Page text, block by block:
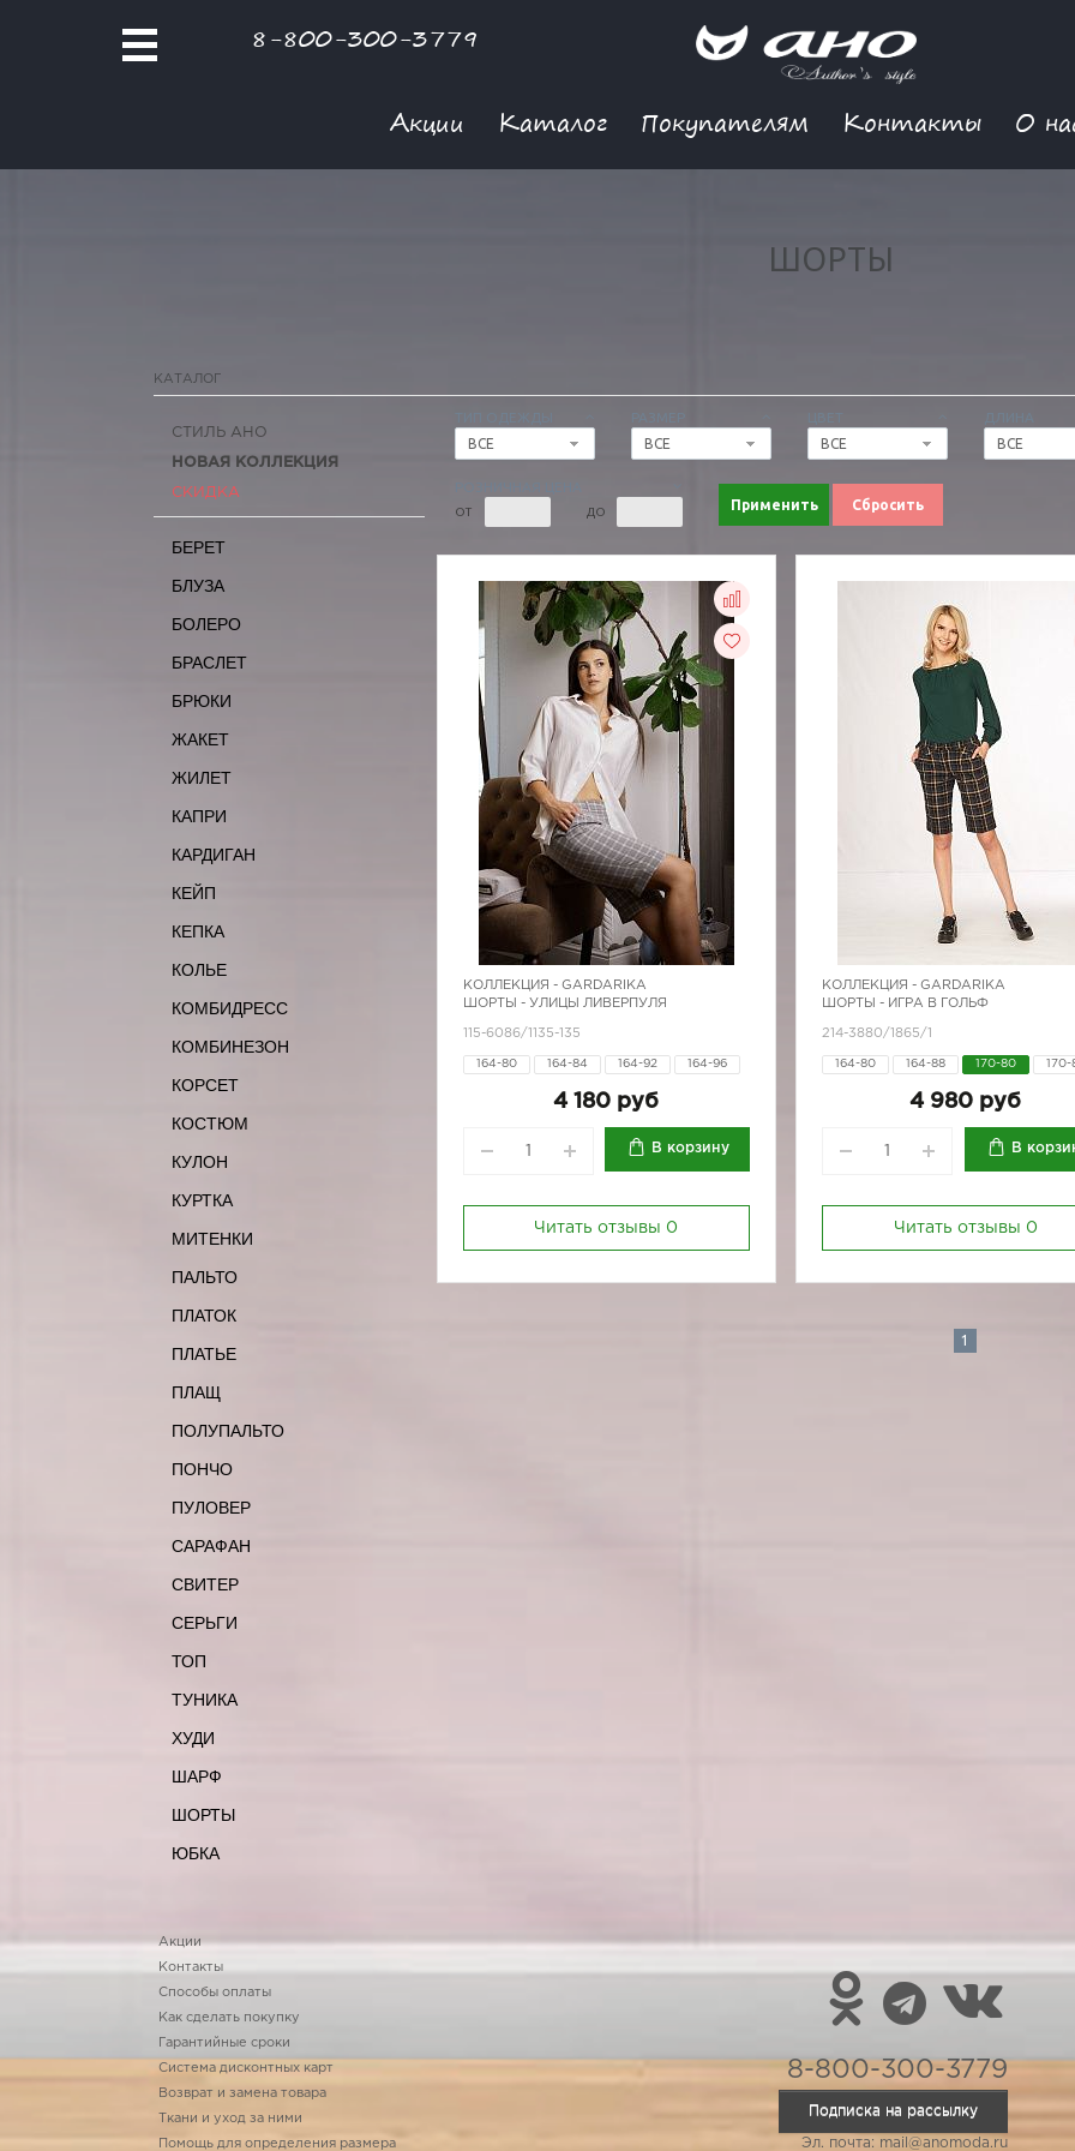
8-800-300-3779
Акции Каталог Покупателям Контакты О
ШОРТЫ
КАТАЛОГ
ВСЕ
ВСЕ
ВСЕ
ВСЕ
ОТ ДО Применить Сбросить
СТИЛЬ АНО
НОВАЯ КОЛЛЕКЦИЯ
СКИДКА
БЕРЕТ
БЛУЗА
БОЛЕРО
БРАСЛЕТ
БРЮКИ
ЖАКЕТ
ЖИЛЕТ
КАПРИ
КАРДИГАН
КЕЙП
КЕПКА
КОЛЬЕ
КОМБИДРЕСС
КОМБИНЕЗОН
КОРСЕТ
КОСТЮМ
КУЛОН
КУРТКА
МИТЕНКИ
ПАЛЬТО
ПЛАТОК
ПЛАТЬЕ
ПЛАЩ
ПОЛУПАЛЬТО
ПОНЧО
ПУЛОВЕР
САРАФАН
СВИТЕР
СЕРЬГИ
ТОП
ТУНИКА
ХУДИ
ШАРФ
ШОРТЫ
ЮБКА
КОЛЛЕКЦИЯ - GARDARIKA
ШОРТЫ - УЛИЦЫ ЛИВЕРПУЛЯ
115-6086/1135-135
164-80 164-84 164-92 164-96
4 180 руб
В корзину
Читать отзывы 0
КОЛЛЕКЦИЯ -GARDARIKA
ШОРТЫ - ИГРА В ГОЛЬФ
214-3880/1865/1
164-80 164-88 170-80 170-
4 980 руб
В
Читать отзывы 0
1
Акции
Контакты
Способы оплаты
Как сделать покупку
Гарантийные сроки
Система дисконтных карт
Возврат и замена товара
Ткани и уход за ними
Помощь для определения размера
8-800-300-3779
Подписка на рассылку
Эл. почта: mail@anomoda.ru